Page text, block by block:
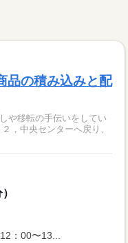
品の積み込みと配
や移転の手伝いをしてい
：00〜13...